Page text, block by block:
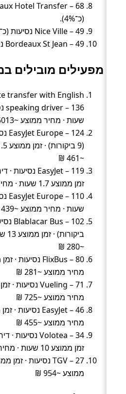
(כ־4%).
Nice Ville – 49 נסיעות (כ־3%).
Bordeaux St Jean – 49 נסיעות (כ־3%).
מפעילים מובילים
transfer with English
שעות · מחיר ממוצע ~5013 ₪
~461 ₪
זמן ממוצע 1.7 שעות · מחיר ממוצע ~445 ₪
שעות · מחיר ממוצע ~439 ₪
~280 ₪
מחיר ממוצע ~281 ₪
מחיר ממוצע ~725 ₪
מחיר ממוצע ~455 ₪
זמן ממוצע 10 שעות · מחיר ממוצע ~512 ₪
ממוצע ~954 ₪